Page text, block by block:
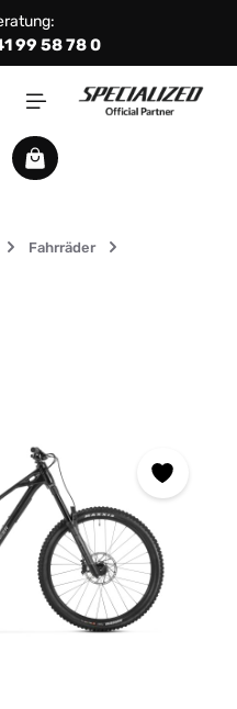
99 58 78 0
Warenkorb enthält 0
Fahrräder